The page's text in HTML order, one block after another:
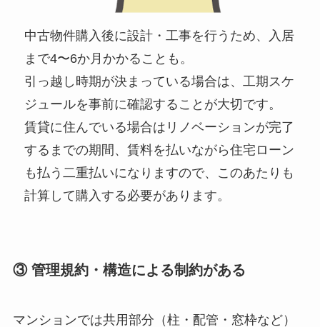
中古物件購入後に設計・工事を行うため、入居
まで4〜6か月かかることも。
引っ越し時期が決まっている場合は、工期スケ
ジュールを事前に確認することが大切です。
賃貸に住んでいる場合はリノベーションが完了
するまでの期間、賃料を払いながら住宅ローン
も払う二重払いになりますので、このあたりも
計算して購入する必要があります。
③ 管理規約・構造による制約がある
マンションでは共用部分（柱・配管・窓枠など）